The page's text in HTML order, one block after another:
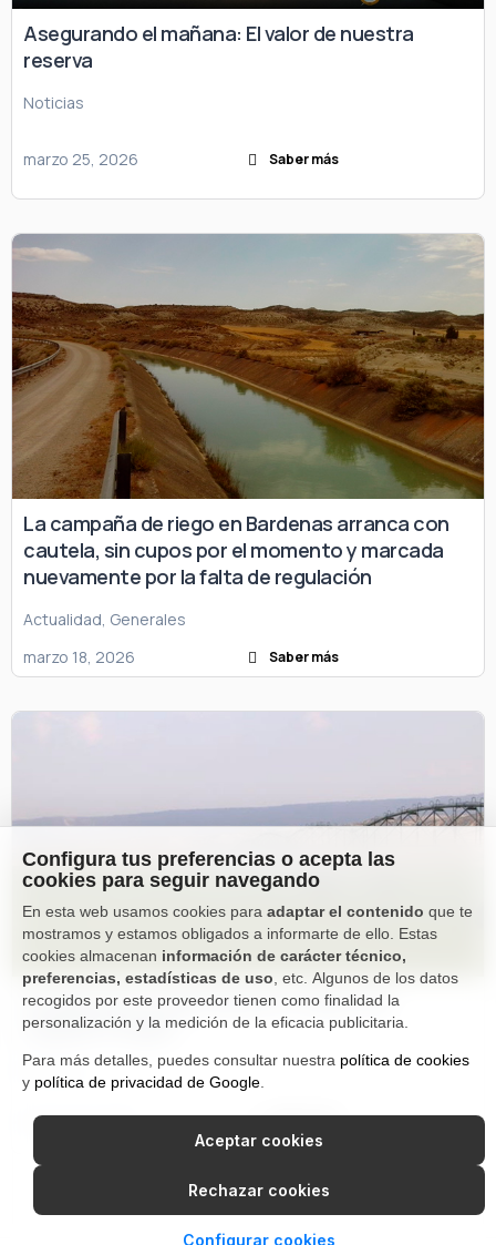
Configura tus preferencias o acepta las
cookies para seguir navegando
En esta web usamos cookies para adaptar el contenido que te
mostramos y estamos obligados a informarte de ello. Estas
cookies almacenan información de carácter técnico,
preferencias, estadísticas de uso , etc. Algunos de los datos
recogidos por este proveedor tienen como finalidad la
personalización y la medición de la eficacia publicitaria.
Para más detalles, puedes consultar nuestra política de cookies
y política de privacidad de Google
Aceptar cookies
Rechazar cookies
Configurar cookies
Asegurando el mañana: El valor de nuestra
reserva
Noticias
marzo 25, 2026 Saber más
La campaña de riego en Bardenas arranca con
cautela, sin cupos por el momento y marcada
nuevamente por la falta de regulación
Actualidad Generales
marzo 18, 2026
Saber más
Ayudas para modernización y mejora de
regadíos Aragón
Noticias
enero 28, 2026 Saber más